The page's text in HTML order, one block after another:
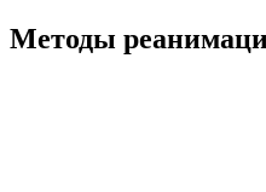
Методы